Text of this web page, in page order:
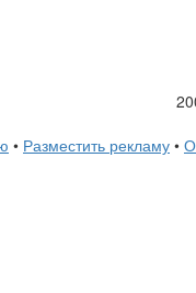
• Разместить рекламу •